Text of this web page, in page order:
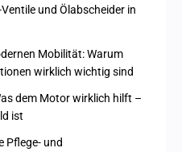
und Ölabscheider in
Mobilität: Warum
wirklich wichtig sind
dem Motor wirklich hilft –
ist
Pflege- und